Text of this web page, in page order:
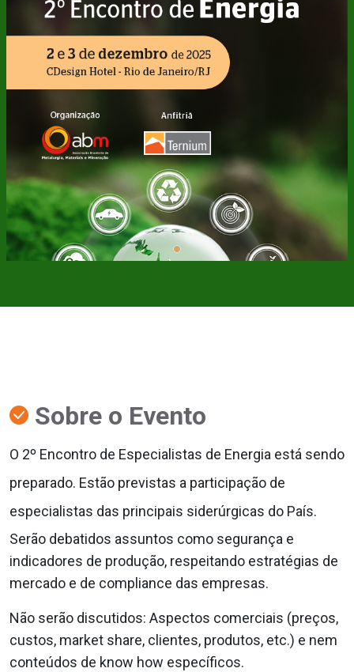
Sobre o Evento
O 2º Encontro de Especialistas de Energia está sendo
preparado. Estão previstas a participação de
especialistas das principais siderúrgicas do País.
Serão debatidos assuntos como segurança e
indicadores de produção, respeitando estratégias de
mercado e de compliance das empresas.
Não serão discutidos: Aspectos comerciais (preços,
custos, market share, clientes, produtos, etc.) e nem
conteúdos de know how específicos.